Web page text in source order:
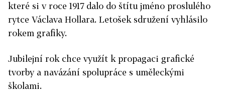
které si v roce 1917 dalo do štítu jméno proslulého
rytce Václava Hollara. Letošek sdružení vyhlásilo
rokem grafiky.
Jubilejní rok chce využít k propagaci grafické
tvorby a navázání spolupráce s uměleckými
školami.